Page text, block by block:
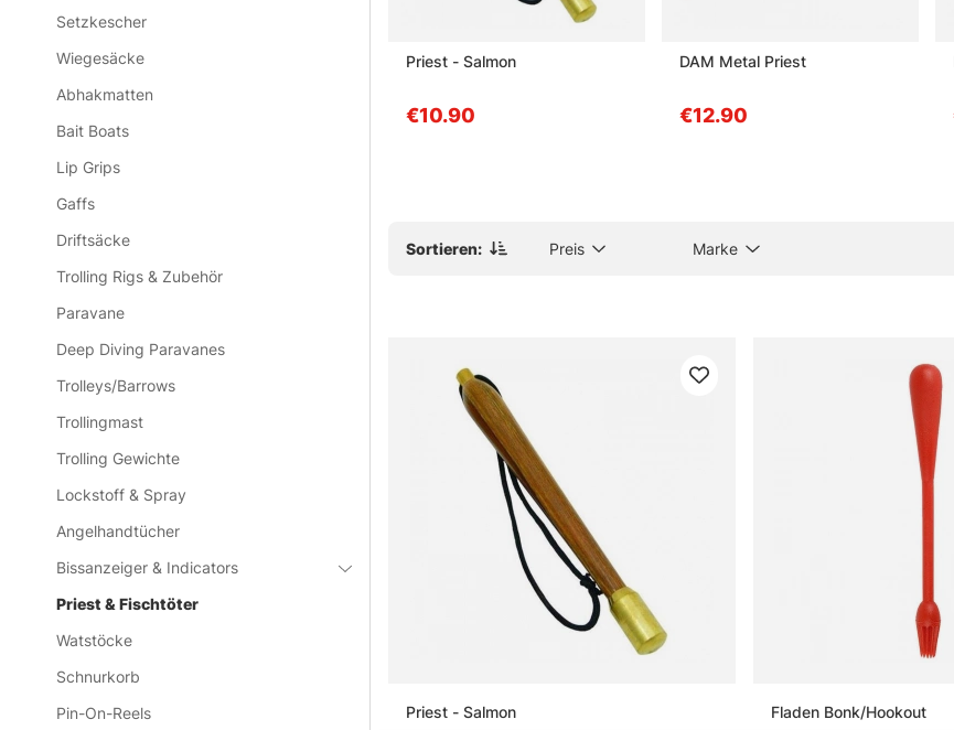
Setzkescher
Wiegesäcke
Abhakmatten
Bait Boats
Lip Grips
Gaffs
Driftsäcke
Trolling Rigs & Zubehör
Paravane
Deep Diving Paravanes
Trolleys/Barrows
Trollingmast
Trolling Gewichte
Lockstoff & Spray
Angelhandtücher
Bissanzeiger & Indicators
Priest & Fischtöter
Watstöcke
Schnurkorb
Pin-On-Reels
Wann wird ein Schlagholz verwendet?
Fladen Bonker 35cm 290g Priest - Salmon
€10.90
DAM Metal Priest
€12.90
Sortieren: Preis Marke
Priest - Salmon Fladen Bonk/Hookout